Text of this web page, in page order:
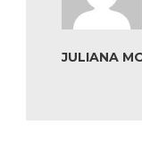
JULIANA